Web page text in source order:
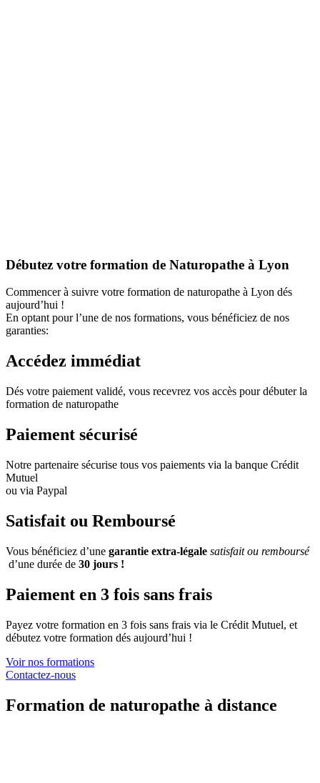
Débutez votre formation de Naturopathe à Lyon
Commencer à suivre votre formation de naturopathe à Lyon dés
aujourd’hui !
En optant pour l’une de nos formations, vous bénéficiez de nos
garanties:
Accédez immédiat
Dés votre paiement validé, vous recevrez vos accès pour débuter la
formation de naturopathe
Paiement sécurisé
Notre partenaire sécurise tous vos paiements via la banque Crédit
Mutuel
ou via Paypal
Satisfait ou Remboursé
Vous bénéficiez d’une garantie extra-légale satisfait ou remboursé
d’une durée de 30 jours !
Paiement en 3 fois sans frais
Payez votre formation en 3 fois sans frais via le Crédit Mutuel, et
débutez votre formation dés aujourd’hui !
Voir nos formations
Contactez-nous
Formation de naturopathe à distance